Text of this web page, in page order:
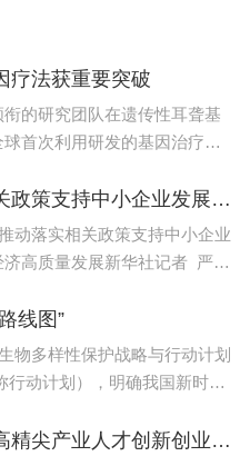
中”，位于天津市，是国
部高等学校中医学、医
单位。
设联盟成员单位，是教育
教育培训中心、国家中
带一路”。
天津）；入选卓越医生
训练计划、国家建设高水
疗法获重要突破
的研究团队在遗传性耳聋基
首次利用研发的基因治疗药
性耳聋患
【解读】抓紧推动落实相关政策支持中小企业发展——四部门回应推动民营经济高质量发展
动落实相关政策支持中小企业
高质量发展新华社记者 严赋
线图”
物多样性保护战略与行动计划
行动计划），明确我国新时期
。行动计划提出，到203
北京经济技术开发区支持高精尖产业人才创新创业实施办法（2.0版）